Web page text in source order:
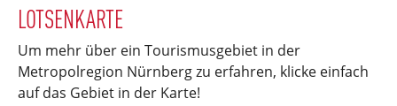
LOTSENKARTE
Um mehr über ein Tourismusgebiet in der
Metropolregion Nürnberg zu erfahren, klicke einfach
auf das Gebiet in der Karte!